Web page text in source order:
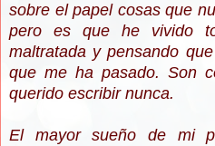
sobre el papel cosas que
pero es que he vivido
maltratada y pensando
que me ha pasado. Son
querido escribir nunca.
El mayor sueño de mi